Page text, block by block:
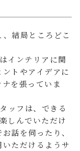
結局ところどこ
インテリアに関
トやアイデアに
を張っていま
ッフは、できる
しんでいただけ
話を伺ったり、
ただけるようサ